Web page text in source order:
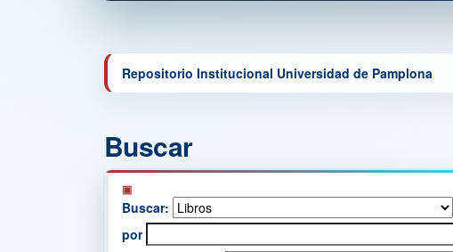
Repositorio Institucional Universidad de Pamplona
Buscar
Buscar:
por